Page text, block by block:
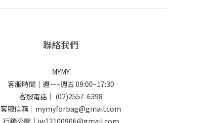
聯絡我們
MYMY
客服時間｜週一~週五 09:00~17:30
客服電話｜ (02)2557-6398
客服信箱｜mymyforbag@gmail.com
行銷公關｜jw12100906@gmail.com